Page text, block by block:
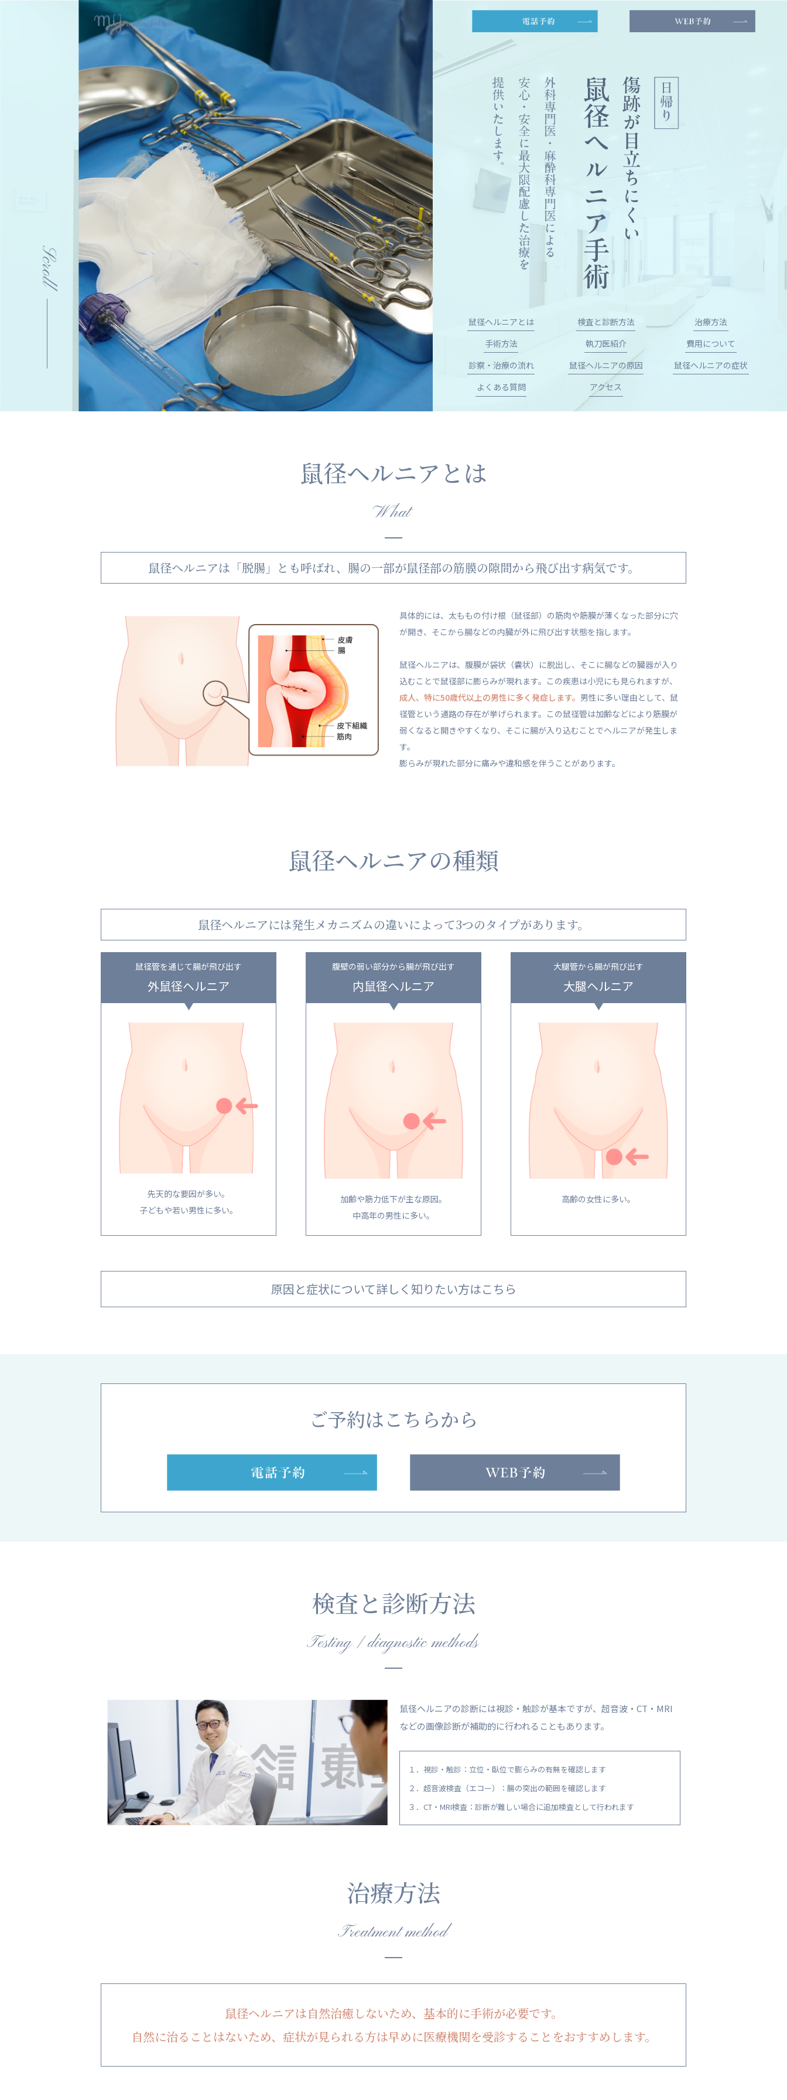
Scroll
鼠径ヘルニアとは
手術方法
診察・治療の流れ
よくある質問
検査と診断方法
執刀医紹介
鼠径ヘルニアの原因
アクセス
治療方法
費用について
鼠径ヘルニアの症状
鼠径ヘルニアとは
What
鼠径ヘルニアは「脱腸」とも呼ばれ、腸の一部が鼠径部の筋膜の隙間から飛び出す病気です。
具体的には、太ももの付け根（鼠径部）の筋肉や筋膜が薄くなった部分に穴
が開き、そこから腸などの内臓が外に飛び出す状態を指します。
鼠径ヘルニアは、腹膜が袋状（嚢状）に脱出し、そこに腸などの臓器が入り
込むことで鼠径部に膨らみが現れます。この疾患は小児にも見られますが、
成人、特に50歳代以上の男性に多く発症します。 男性に多い理由として、鼠
径管という通路の存在が挙げられます。この鼠径管は加齢などにより筋膜が
弱くなると開きやすくなり、そこに腸が入り込むことでヘルニアが発生しま
す。
膨らみが現れた部分に痛みや違和感を伴うことがあります。
鼠径ヘルニアの種類
鼠径ヘルニアには発生メカニズムの違いによって3つのタイプがあります。
鼠径管を通じて腸が飛び出す
外鼠径ヘルニア
先天的な要因が多い。
子どもや若い男性に多い。
腹壁の弱い部分から腸が飛び出す
内鼠径ヘルニア
加齢や筋力低下が主な原因。
中高年の男性に多い。
大腿管から腸が飛び出す
大腿ヘルニア
高齢の女性に多い。
原因と症状について詳しく知りたい方はこちら
ご予約はこちらから
検査と診断方法
Testing / diagnostic methods
鼠径ヘルニアの診断には視診・触診が基本ですが、超音波・CT・MRI
などの画像診断が補助的に行われることもあります。
１．視診・触診：立位・臥位で膨らみの有無を確認します
２．超音波検査（エコー）：腸の突出の範囲を確認します
３．CT・MRI検査：診断が難しい場合に追加検査として行われます
治療方法
Treatment method
鼠径ヘルニアは自然治癒しないため、基本的に手術が必要です。
自然に治ることはないため、症状が見られる方は早めに医療機関を受診することをおすすめします。